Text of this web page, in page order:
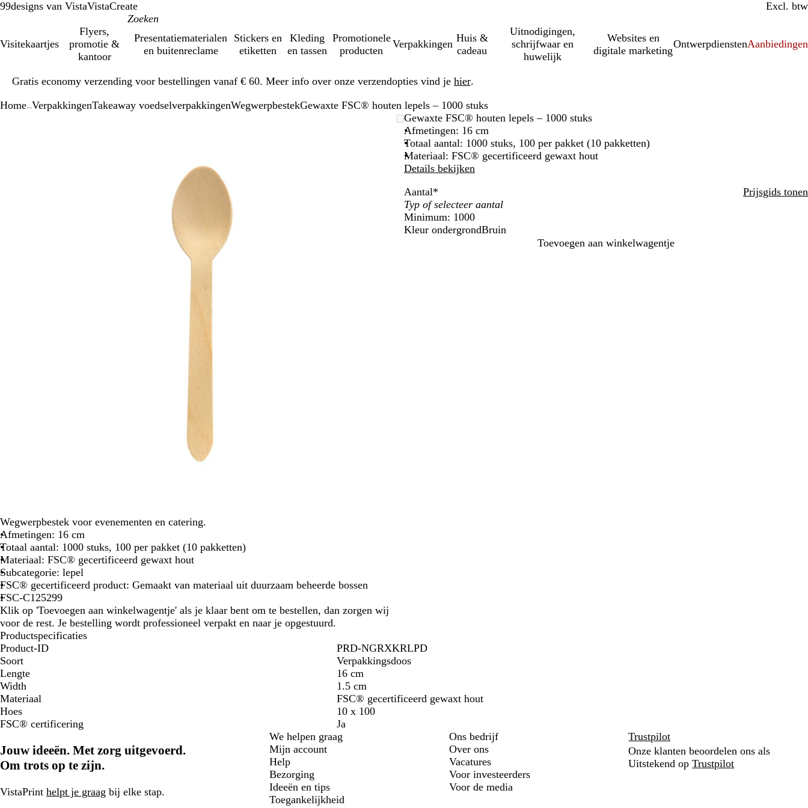
99designs van VistaVistaCreate Incl. btw
Excl. btw
Visitekaartjes
Flyers,
promotie &
kantoor
Presentatiematerialen
en buitenreclame
Stickers en
etiketten
Kleding
en tassen
Promotionele
producten
Verpakkingen
Huis &
cadeau
Uitnodigingen,
schrijfwaar en
huwelijk
Websites en
digitale marketing
OntwerpdienstenAanbiedingen
Gratis economy verzending voor bestellingen vanaf € 60. Meer info over onze verzendopties vind je hier.
1
Home VerpakkingenTakeaway voedselverpakkingenWegwerpbestekGewaxte FSC® houten lepels – 1000 stuks
vouwen
om
zoomen
pijltjestoetsen
zwenken
Gewaxte FSC® houten lepels – 1000 stuks
Afmetingen: 16 cm
Totaal aantal: 1000 stuks, 100 per pakket (10 pakketten)
Materiaal: FSC® gecertificeerd gewaxt hout
Details bekijken
Aantal* Prijsgids tonen
Minimum: 1000
Kleur ondergrondBruin
Toevoegen aan winkelwagentje
Wegwerpbestek voor evenementen en catering.
Afmetingen: 16 cm
Totaal aantal: 1000 stuks, 100 per pakket (10 pakketten)
Materiaal: FSC® gecertificeerd gewaxt hout
Subcategorie: lepel
FSC® gecertificeerd product: Gemaakt van materiaal uit duurzaam beheerde bossen
FSC-C125299
Klik op 'Toevoegen aan winkelwagentje' als je klaar bent om te bestellen, dan zorgen wij
voor de rest. Je bestelling wordt professioneel verpakt en naar je opgestuurd.
Productspecificaties
Product-ID
PRD-NGRXKRLPD
Soort
Verpakkingsdoos
Lengte
16 cm
Width
1.5 cm
Materiaal
FSC® gecertificeerd gewaxt hout
Hoes
10 x 100
FSC® certificering
Ja
Jouw ideeën. Met zorg uitgevoerd.
Om trots op te zijn.
VistaPrint helpt je graag bij elke stap.
We helpen graag
Mijn account
Help
Bezorging
Ideeën en tips
Toegankelijkheid
Ons bedrijf
Over ons
Vacatures
Voor investeerders
Voor de media
Trustpilot
Onze klanten beoordelen ons als
Uitstekend opTrustpilot